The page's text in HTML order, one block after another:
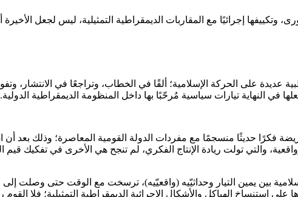
وتكييفها إجرائيًا مع المقاربات الديمقراطية التمثيلية، ليس لجعل الأخيرة
عديدة على الحركة الإسلامية؛ ألقًا في الخطاب، وتراجعًا في الانتشار،
فكرًا حديثًا منسجمًا مع مفردات الدولة القومية المعاصرة؛ وذلك بعد
والتي تولت ريادة الإنتاج الفكري، لم تنجح هي الأخرى في تفكيك قيم
بين يمين التيار وحداثيّيه (واقعيّيه)، ترسخت مع الوقت حتى وصلت
الهياكل والأشكال الإجرائية الديمقراطية التمثيلية؛ فلا القوم